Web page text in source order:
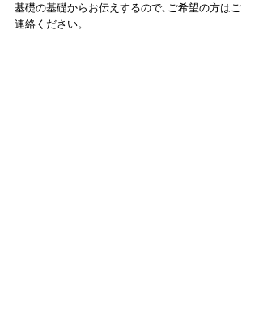
基礎の基礎からお伝えするので､ご希望の方はご
連絡ください。